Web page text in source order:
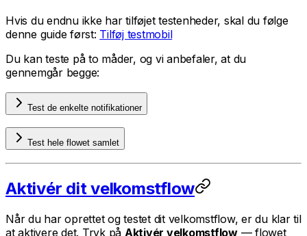
Hvis du endnu ikke har tilføjet testenheder, skal du følge
denne guide først: Tilføj testmobil
Du kan teste på to måder, og vi anbefaler, at du
gennemgår begge:
Test de enkelte notifikationer
Test hele flowet samlet
Aktivér dit velkomstflow
Når du har oprettet og testet dit velkomstflow, er du klar til
at aktivere det. Tryk på Aktivér velkomstflow— flowet